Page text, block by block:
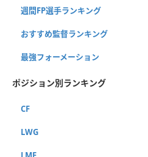
週間FP選手ランキング
おすすめ監督ランキング
最強フォーメーション
ポジション別ランキング
CF
LWG